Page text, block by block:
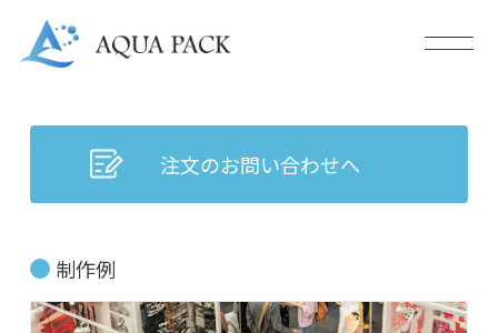
注文のお問い合わせへ
制作例